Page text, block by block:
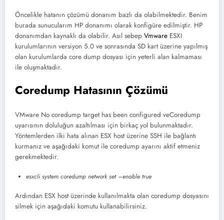
Öncelikle hatanın çözümü donanım bazlı da olabilmektedir. Benim
burada sunucularım HP donanımı olarak konfigüre edilmiştir. HP
donanımdan kaynaklı da olabilir. Asıl sebep Vmware ESXI
kurulumlarının versiyon 5.0 ve sonrasında SD kart üzerine yapılmış
olan kurulumlarda core dump dosyası için yeterli alan kalmaması
ile oluşmaktadır.
Coredump Hatasının Çözümü
VMware No coredump target has been configured veCoredump
uyarısının doluluğun azaltılması için birkaç yol bulunmaktadır.
Yöntemlerden ilki hata alınan ESX host üzerine SSH ile bağlantı
kurmanız ve aşağıdaki komut ile coredump ayarını aktif etmeniz
gerekmektedir.
esxcli system coredump network set –enable true
Ardından ESX host üzerinde kullanılmakta olan coredump dosyasını
silmek için aşağıdaki komutu kullanabilirsiniz.